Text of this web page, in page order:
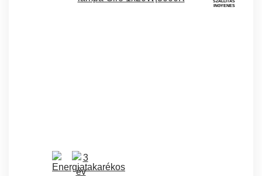
SZÁLLÍTÁS
INGYENES